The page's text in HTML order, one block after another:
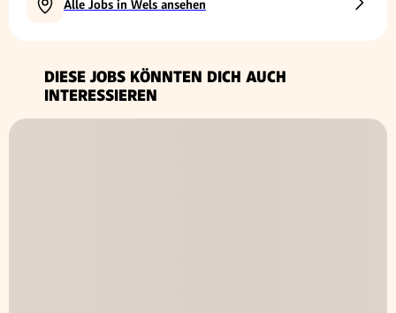
Alle Jobs in Wels ansehen
DIESE JOBS KÖNNTEN DICH AUCH
INTERESSIEREN